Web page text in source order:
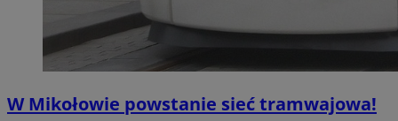
W Mikołowie powstanie sieć tramwajowa!